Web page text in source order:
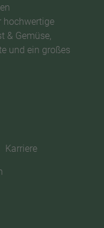
hochwertige
& Gemüse,
und ein großes
Karriere